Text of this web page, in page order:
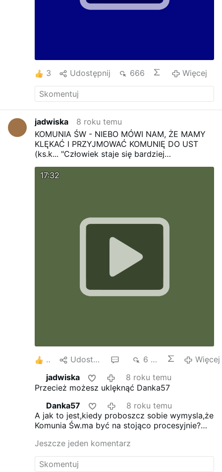
3 Udostępnij 666 Więcej
jadwiska
8 roku temu
KOMUNIA ŚW - NIEBO MÓWI NAM, ŻE MAMY
KLĘKAĆ I PRZYJMOWAĆ KOMUNIĘ DO UST
(ks.k... "Człowiek staje się bardziej
17:32
16 Udostępnij 6 tys.
Więcej
jadwiska
8 roku temu
Przecież możesz uklęknąć Danka57
Danka57
8 roku temu
A jak to jest,kiedy proboszcz sobie wymysla,że
Komunia Św.ma być na stojąco procesyjnie?
Jeszcze jeden komentarz